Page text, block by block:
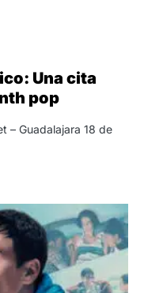
Una cita
pop
– Guadalajara 18 de